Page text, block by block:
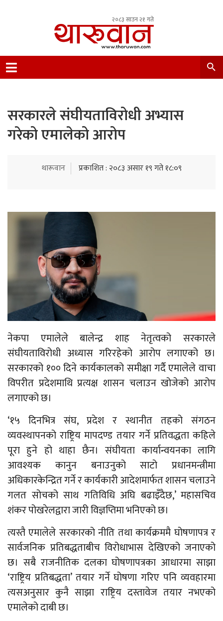
२०८३ साउन २१ गते
Nepal.
सरकारले संघीयताविरोधी अभ्यास
गरेको एमालेको आरोप
थारूवान प्रकाशित : २०८३ असार १९ गते १८:०९
नेकपा एमालेले बालेन्द्र शाह नेतृत्वको सरकारले
संघीयताविरोधी अध्यास गरिरहेको आरोप लगाएको छ।
सरकारको १०० दिने कार्यकालको समीक्षा गर्दै एमालेले वाचा
विपरीत प्रदेशमाथि प्रत्यक्ष शासन चलाउन खोजेको आरोप
लगाएको छ।
‘१५ दिनभित्र संघ, प्रदेश र स्थानीत तहको संगठन
व्यवस्थापनको राष्ट्रिय मापदण्ड तयार गर्ने प्रतिवद्धता कहिले
पूरा हुने हो थाहा छैन। संघीयता कार्यान्वयनका लागि
आवश्यक कानुन बनाउनुको साटो प्रधानमन्त्रीमा
अधिकारकेन्द्रित गर्ने र कार्यकारी आदेशमार्फत शासन चलाउने
गलत सोचको साथ गतिविधि अघि बढाइँदैछ,’ महासचिव
शंकर पोखरेलद्वारा जारी विज्ञप्तिमा भनिएको छ।
त्यस्तै एमालेले सरकारको नीति तथा कार्यक्रममै घोषणापत्र र
सार्वजनिक प्रतिबद्धताबीच विरोधाभास देखिएको जनाएको
छ। सबै राजनीतिक दलका घोषणापत्रका आधारमा साझा
‘राष्ट्रिय प्रतिबद्धता’ तयार गर्ने घोषणा गरिए पनि व्यवहारमा
त्यसअनुसार कुनै साझा राष्ट्रिय दस्तावेज तयार नभएको
एमालेको दाबी छ।